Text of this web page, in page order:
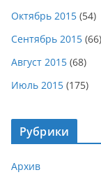
Октябрь 2015 (54)
Сентябрь 2015 (66)
Август 2015 (68)
Июль 2015 (175)
Рубрики
Архив